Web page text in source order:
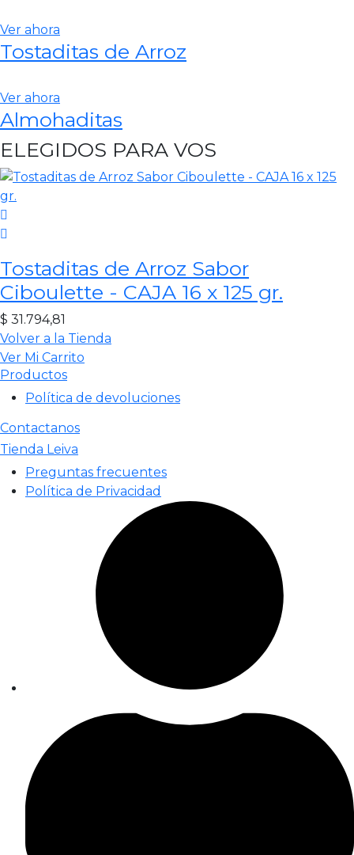
Ver ahora
Tostaditas de Arroz
Ver ahora
Almohaditas
ELEGIDOS PARA VOS
Tostaditas de Arroz Sabor
Ciboulette - CAJA 16 x 125 gr.
$ 31.794,81
Volver a la Tienda
Ver Mi Carrito
Productos
Política de devoluciones
Contactanos
Tienda Leiva
Preguntas frecuentes
Política de Privacidad